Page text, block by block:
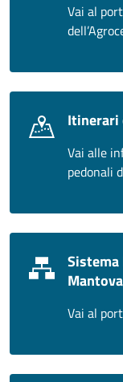
Vai al
Vai alle
pedonali
Vai al